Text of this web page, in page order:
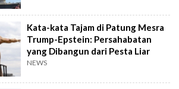
Kata-kata Tajam di Patung Mesra
Trump-Epstein: Persahabatan
yang Dibangun dari Pesta Liar
NEWS